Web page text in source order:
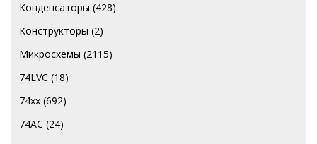
Конденсаторы (428)
Конструкторы (2)
Микросхемы (2115)
74LVC (18)
74хх (692)
74AC (24)